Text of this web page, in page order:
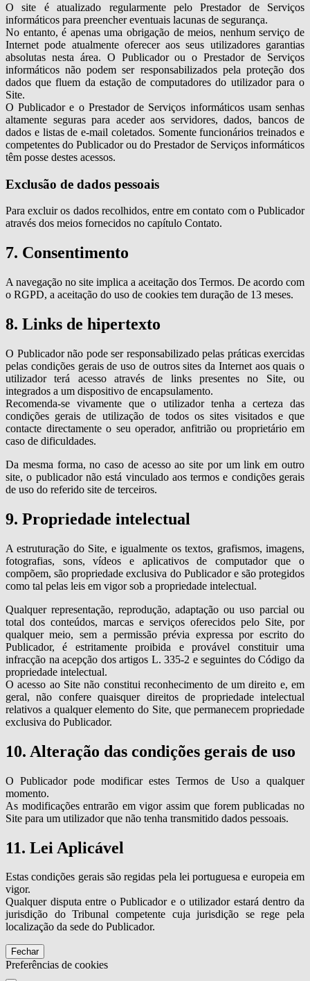
O site é atualizado regularmente pelo Prestador de Serviços
informáticos para preencher eventuais lacunas de segurança.
No entanto, é apenas uma obrigação de meios, nenhum serviço de
Internet pode atualmente oferecer aos seus utilizadores garantias
absolutas nesta área. O Publicador ou o Prestador de Serviços
informáticos não podem ser responsabilizados pela proteção dos
dados que fluem da estação de computadores do utilizador para o
Site.
O Publicador e o Prestador de Serviços informáticos usam senhas
altamente seguras para aceder aos servidores, dados, bancos de
dados e listas de e-mail coletados. Somente funcionários treinados e
competentes do Publicador ou do Prestador de Serviços informáticos
têm posse destes acessos.
Exclusão de dados pessoais
Para excluir os dados recolhidos, entre em contato com o Publicador
através dos meios fornecidos no capítulo Contato.
7. Consentimento
A navegação no site implica a aceitação dos Termos. De acordo com
o RGPD, a aceitação do uso de cookies tem duração de 13 meses.
8. Links de hipertexto
O Publicador não pode ser responsabilizado pelas práticas exercidas
pelas condições gerais de uso de outros sites da Internet aos quais o
utilizador terá acesso através de links presentes no Site, ou
integrados a um dispositivo de encapsulamento.
Recomenda-se vivamente que o utilizador tenha a certeza das
condições gerais de utilização de todos os sites visitados e que
contacte directamente o seu operador, anfitrião ou proprietário em
caso de dificuldades.
Da mesma forma, no caso de acesso ao site por um link em outro
site, o publicador não está vinculado aos termos e condições gerais
de uso do referido site de terceiros.
9. Propriedade intelectual
A estruturação do Site, e igualmente os textos, grafismos, imagens,
fotografias, sons, vídeos e aplicativos de computador que o
compõem, são propriedade exclusiva do Publicador e são protegidos
como tal pelas leis em vigor sob a propriedade intelectual.
Qualquer representação, reprodução, adaptação ou uso parcial ou
total dos conteúdos, marcas e serviços oferecidos pelo Site, por
qualquer meio, sem a permissão prévia expressa por escrito do
Publicador, é estritamente proibida e provável constituir uma
infracção na acepção dos artigos L. 335-2 e seguintes do Código da
propriedade intelectual.
O acesso ao Site não constitui reconhecimento de um direito e, em
geral, não confere quaisquer direitos de propriedade intelectual
relativos a qualquer elemento do Site, que permanecem propriedade
exclusiva do Publicador.
10. Alteração das condições gerais de uso
O Publicador pode modificar estes Termos de Uso a qualquer
momento.
As modificações entrarão em vigor assim que forem publicadas no
Site para um utilizador que não tenha transmitido dados pessoais.
11. Lei Aplicável
Estas condições gerais são regidas pela lei portuguesa e europeia em
vigor.
Qualquer disputa entre o Publicador e o utilizador estará dentro da
jurisdição do Tribunal competente cuja jurisdição se rege pela
localização da sede do Publicador.
Fechar
Preferências de cookies